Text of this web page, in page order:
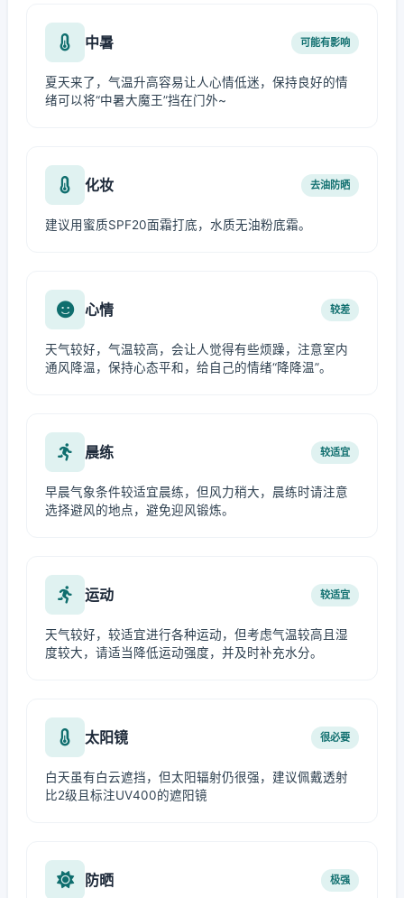
中暑 可能有影响
夏天来了，气温升高容易让人心情低迷，保持良好的情
绪可以将“中暑大魔王”挡在门外~
化妆 去油防晒
建议用蜜质SPF20面霜打底，水质无油粉底霜。
心情 较差
天气较好，气温较高，会让人觉得有些烦躁，注意室内
通风降温，保持心态平和，给自己的情绪“降降温”。
晨练 较适宜
早晨气象条件较适宜晨练，但风力稍大，晨练时请注意
选择避风的地点，避免迎风锻炼。
运动 较适宜
天气较好，较适宜进行各种运动，但考虑气温较高且湿
度较大，请适当降低运动强度，并及时补充水分。
太阳镜 很必要
白天虽有白云遮挡，但太阳辐射仍很强，建议佩戴透射
比2级且标注UV400的遮阳镜
防晒 极强